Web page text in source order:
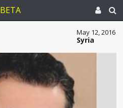
BETA
May 12, 2016
Syria